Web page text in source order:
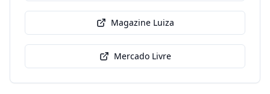
Magazine Luiza
Mercado Livre